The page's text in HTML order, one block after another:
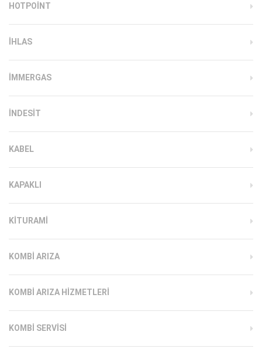
HOTPOINT
IHLAS
İMMERGAS
INDESIT
KABEL
KAPAKLI
KITURAMI
KOMBI ARIZA
KOMBI ARIZA HIZMETLERI
KOMBI SERVISI